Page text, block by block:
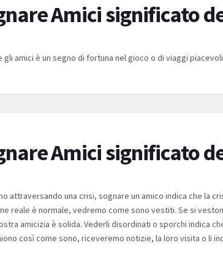
Amici significato
gli amici è un segno di fortuna nel gioco o di viaggi
Amici significato
attraversando una crisi, sognare un amico indica che la
reale è normale, vedremo come sono vestiti. Se si
amicizia è solida. Vederli disordinati o sporchi indica
così come sono, riceveremo notizie, la loro visita o li